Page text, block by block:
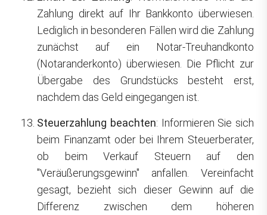
Zahlung direkt auf Ihr Bankkonto überwiesen.
Lediglich in besonderen Fällen wird die Zahlung
zunächst auf ein Notar-Treuhandkonto
(Notaranderkonto) überwiesen. Die Pflicht zur
Übergabe des Grundstücks besteht erst,
nachdem das Geld eingegangen ist.
Steuerzahlung beachten: Informieren Sie sich
beim Finanzamt oder bei Ihrem Steuerberater,
ob beim Verkauf Steuern auf den
"Veräußerungsgewinn" anfallen. Vereinfacht
gesagt, bezieht sich dieser Gewinn auf die
Differenz zwischen dem höheren